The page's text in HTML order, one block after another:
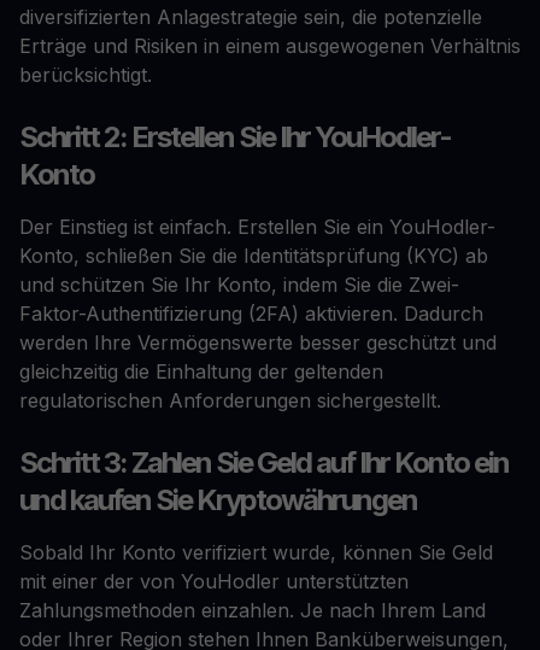
diversifizierten Anlagestrategie sein, die potenzielle
Erträge und Risiken in einem ausgewogenen Verhältnis
berücksichtigt.
Schritt 2: Erstellen Sie Ihr YouHodler-
Konto
Der Einstieg ist einfach. Erstellen Sie ein YouHodler-
Konto, schließen Sie die Identitätsprüfung (KYC) ab
und schützen Sie Ihr Konto, indem Sie die Zwei-
Faktor-Authentifizierung (2FA) aktivieren. Dadurch
werden Ihre Vermögenswerte besser geschützt und
gleichzeitig die Einhaltung der geltenden
regulatorischen Anforderungen sichergestellt.
Schritt 3: Zahlen Sie Geld auf Ihr Konto ein
und kaufen Sie Kryptowährungen
Sobald Ihr Konto verifiziert wurde, können Sie Geld
mit einer der von YouHodler unterstützten
Zahlungsmethoden einzahlen. Je nach Ihrem Land
oder Ihrer Region stehen Ihnen Banküberweisungen,